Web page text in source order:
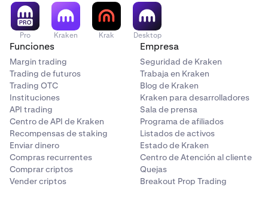
Pro Kraken Krak Desktop
Funciones
Margin trading
Trading de futuros
Trading OTC
Instituciones
API trading
Centro de API de Kraken
Recompensas de staking
Enviar dinero
Compras recurrentes
Comprar criptos
Vender criptos
Empresa
Seguridad de Kraken
Trabaja en Kraken
Blog de Kraken
Kraken para desarrolladores
Sala de prensa
Programa de afiliados
Listados de activos
Estado de Kraken
Centro de Atención al cliente
Quejas
Breakout Prop Trading